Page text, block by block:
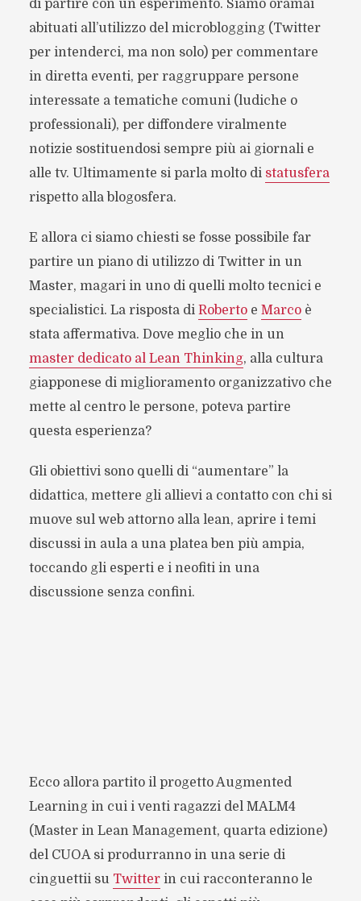
di partire con un esperimento. Siamo oramai
abituati all’utilizzo del microblogging (Twitter
per intenderci, ma non solo) per commentare
in diretta eventi, per raggruppare persone
interessate a tematiche comuni (ludiche o
professionali), per diffondere viralmente
notizie sostituendosi sempre più ai giornali e
alle tv. Ultimamente si parla molto di statusfera
rispetto alla blogosfera.
E allora ci siamo chiesti se fosse possibile far
partire un piano di utilizzo di Twitter in un
Master, magari in uno di quelli molto tecnici e
specialistici. La risposta di Robertoe Marcoè
stata affermativa. Dove meglio che in un
master dedicato al Lean Thinking, alla cultura
giapponese di miglioramento organizzativo che
mette al centro le persone, poteva partire
questa esperienza?
Gli obiettivi sono quelli di “aumentare” la
didattica, mettere gli allievi a contatto con chi si
muove sul web attorno alla lean, aprire i temi
discussi in aula a una platea ben più ampia,
toccando gli esperti e i neofiti in una
discussione senza confini.
Ecco allora partito il progetto Augmented
Learning in cui i venti ragazzi del MALM4
(Master in Lean Management, quarta edizione)
del CUOA si produrranno in una serie di
cinguettii su Twitterin cui racconteranno le